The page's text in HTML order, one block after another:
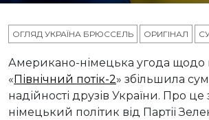
ОГЛЯД УКРАЇНА БРЮССЕЛЬ ОРИГІНАЛ
Американо-німецька угода щодо
« Північний потік-2» збільшила
надійності друзів України. Про це
німецький політик від Партії